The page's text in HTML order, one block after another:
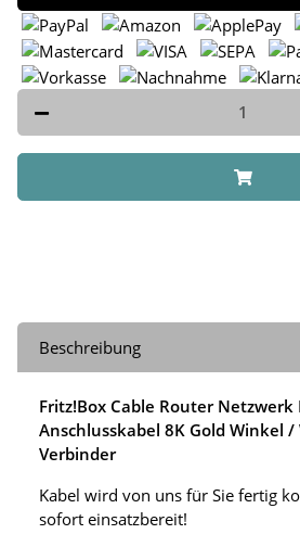
Beschreibung
Fritz!Box Cable Router
Anschlusskabel 8K Gold Winkel /
Verbinder
Kabel wird von uns für Sie fertig
sofort einsatzbereit!